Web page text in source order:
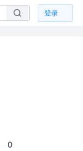
登录
0